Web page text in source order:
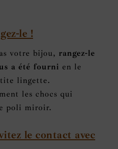
le !
votre bijou, rangez-le
a été fourni en le
lingette.
les chocs qui
poli miroir.
le contact avec